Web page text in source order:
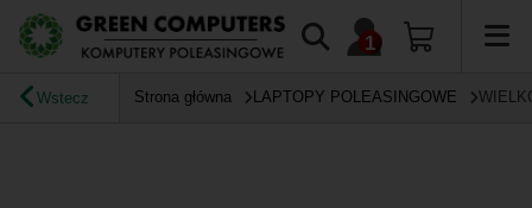
Wstecz Strona główna LAPTOPY POLEASINGOWE